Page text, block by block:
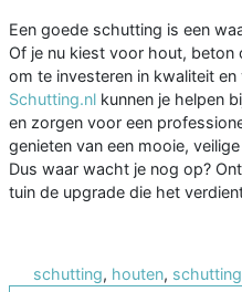
Een goede schutting is een
Of je nu kiest voor hout,
om te investeren in kwaliteit
Schutting.nl kunnen je helpen
en zorgen voor een
genieten van een mooie,
Dus waar wacht je nog op?
tuin de upgrade die het
schutting, houten,